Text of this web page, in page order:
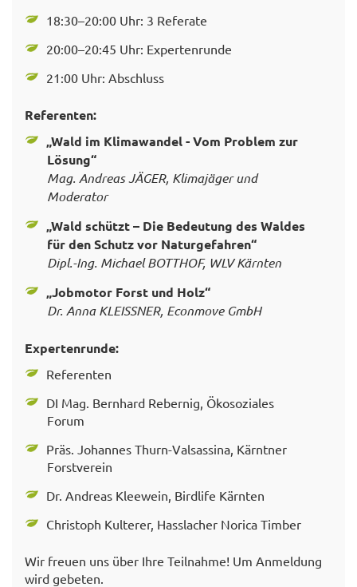
18:30–20:00 Uhr: 3 Referate
20:00–20:45 Uhr: Expertenrunde
21:00 Uhr: Abschluss
Referenten:
„Wald im Klimawandel - Vom Problem zur
Lösung“
Mag. Andreas JÄGER, Klimajäger und
Moderator
„Wald schützt – Die Bedeutung des Waldes
für den Schutz vor Naturgefahren“
Dipl.-Ing. Michael BOTTHOF, WLV Kärnten
„Jobmotor Forst und Holz“
Dr. Anna KLEISSNER, Econmove GmbH
Expertenrunde:
Referenten
DI Mag. Bernhard Rebernig, Ökosoziales
Forum
Präs. Johannes Thurn-Valsassina, Kärntner
Forstverein
Dr. Andreas Kleewein, Birdlife Kärnten
Christoph Kulterer, Hasslacher Norica Timber
Wir freuen uns über Ihre Teilnahme! Um Anmeldung
wird gebeten.